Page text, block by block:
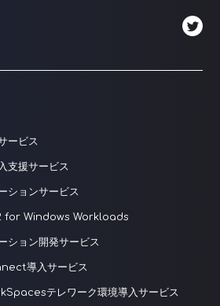
ービス
支援サービス
ションサービス
for Windows Workloads
ション開発サービス
導入サービス
テレワーク環境導入サービス